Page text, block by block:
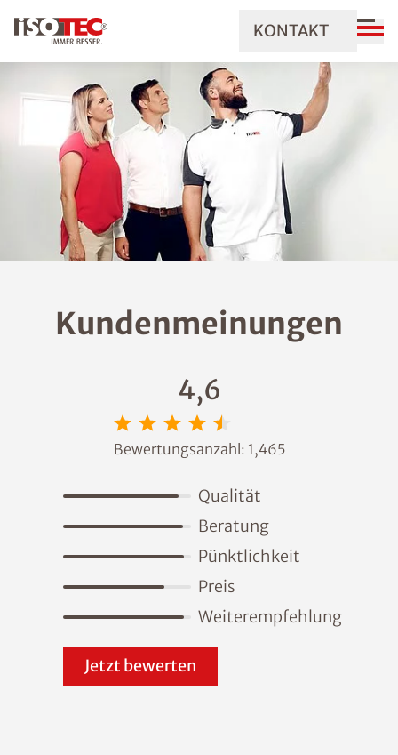
KONTAKT
Kundenmeinungen
4,6
Bewertungsanzahl: 1,465
Qualität
Beratung
Pünktlichkeit
Preis
Weiterempfehlung
Jetzt bewerten